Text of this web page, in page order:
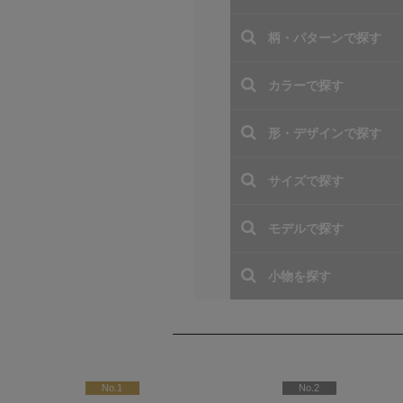
人気ランキング (水着)
No.1 No.2